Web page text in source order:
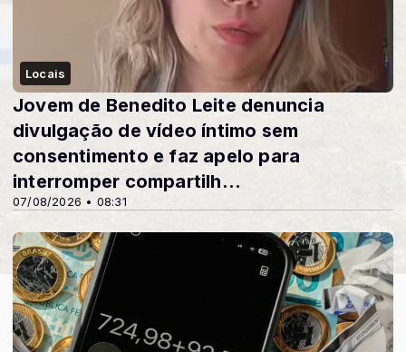
Locais
07/08/2026 • 08:31
Jovem de Benedito Leite denuncia
divulgação de vídeo íntimo sem
consentimento e faz apelo para
interromper compartilh...